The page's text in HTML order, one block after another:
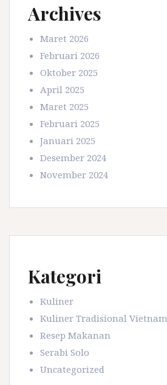
Archives
Maret 2026
Februari 2026
Oktober 2025
April 2025
Maret 2025
Februari 2025
Januari 2025
Desember 2024
November 2024
Kategori
Kuliner
Kuliner Tradisional Vietnam
Resep Makanan
Serabi Solo
Uncategorized